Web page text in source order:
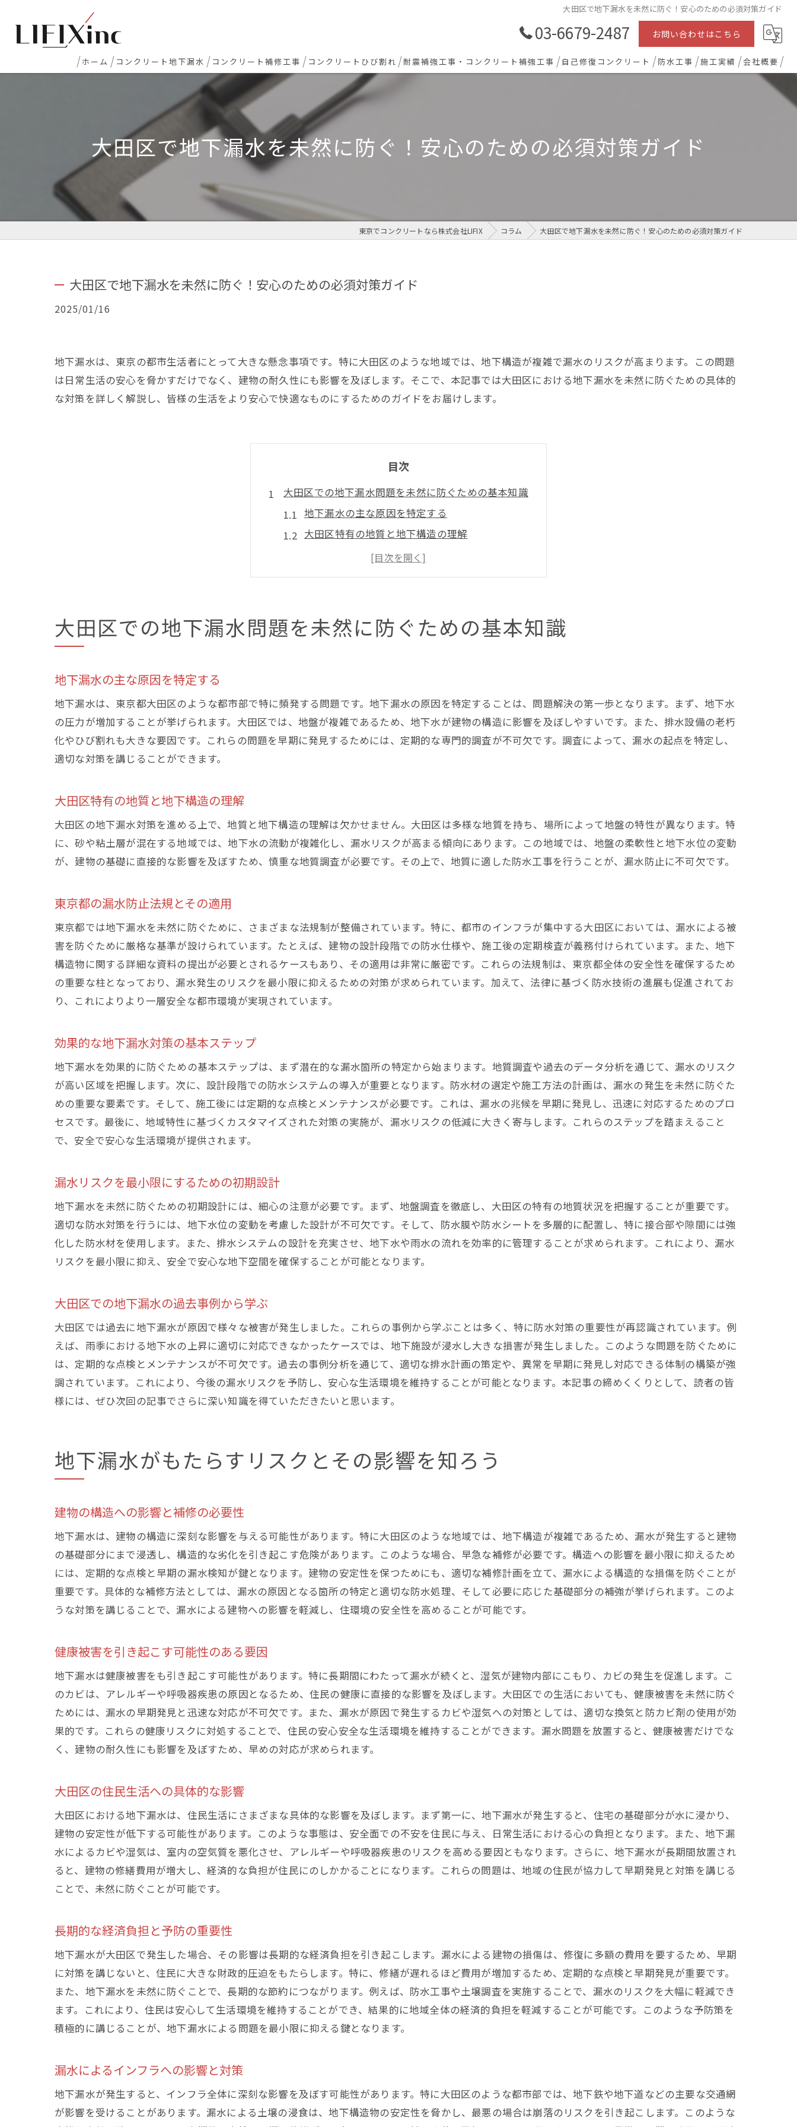
大田区で地下漏水を未然に防ぐ！安心のための必須対策ガイド
03-6679-2487 お問い合わせはこちら
ホーム コンクリート地下漏水
地下・半地下駐車場 漏水
エレベーターピット漏水・止水工事
打継ぎ部・コールドジョイント漏水
配管貫通部・スリーブ周り漏水
コンクリート補修工事
新築マンション下地補修
コンクリート欠損 色合わせ補修
床レベラー工事(セルフレベリング)
コンクリートひび割れ 耐震補強工事・コンクリート補強工事 自己修復コンクリート 防水工事 施工実績 会社概要
大田区で地下漏水を未然に防ぐ！安心のための必須対策ガイド
東京でコンクリートなら株式会社LIFIX コラム 大田区で地下漏水を未然に防ぐ！安心のための必須対策ガイド
大田区で地下漏水を未然に防ぐ！安心のための必須対策ガイド
2025/01/16
地下漏水は、東京の都市生活者にとって大きな懸念事項です。特に大田区のような地域では、地下構造が複雑で漏水のリスクが高まります。この問題
は日常生活の安心を脅かすだけでなく、建物の耐久性にも影響を及ぼします。そこで、本記事では大田区における地下漏水を未然に防ぐための具体的
な対策を詳しく解説し、皆様の生活をより安心で快適なものにするためのガイドをお届けします。
目次
大田区での地下漏水問題を未然に防ぐための基本知識
地下漏水の主な原因を特定する
大田区特有の地質と地下構造の理解
東京都の漏水防止法規とその適用
効果的な地下漏水対策の基本ステップ
大田区での地下漏水の過去事例から学ぶ
地下漏水がもたらすリスクとその影響を知ろう
大田区の住民生活への具体的な影響
長期的な経済負担と予防の重要性
漏水によるインフラへの影響と対策
漏水予防に役立つ最新技術の活用
地域住民への教育と意識啓発の重要性
防水工事の必要性とその実施手順
漏水の兆候を見逃さないための定期点検の重要性
定期点検の頻度とその効果
点検時に注目すべき地下構造の変化
専門家による診断のメリット
専門業者選びのポイントと地下漏水対策の新常識
信頼できる業者の選び方と評価基準
過去の実績が示す業者の信頼性
業者と協力した効果的な漏水対策の実施
雨季に備えた大田区の地下漏水対策チェックリスト
雨季前に確認すべき重要ポイント
雨水の流入防止策の具体例
住民が取り組むべき自主防水対策
行政の防災情報を活用した対策準備
地震時の地下漏水リスクを最小限にするための対策
地震に強い地下構造の設計と施工法
地震後の迅速な漏水検査の重要性
防災計画における漏水対策の位置付け
住民の意識向上と自主防災訓練の必要性
長期的な安心を確保するための計画策定
漏水防止に向けた地域コミュニティの役割
持続可能な防水技術の選択と実践
漏水防止に貢献する最新技術の導入
住民参加型の漏水防止活動の推進
大田区での地下漏水問題を未然に防ぐための基本知識
地下漏水の主な原因を特定する
地下漏水は、東京都大田区のような都市部で特に頻発する問題です。地下漏水の原因を特定することは、問題解決の第一歩となります。まず、地下水
の圧力が増加することが挙げられます。大田区では、地盤が複雑であるため、地下水が建物の構造に影響を及ぼしやすいです。また、排水設備の老朽
化やひび割れも大きな要因です。これらの問題を早期に発見するためには、定期的な専門的調査が不可欠です。調査によって、漏水の起点を特定し、
適切な対策を講じることができます。
大田区特有の地質と地下構造の理解
大田区の地下漏水対策を進める上で、地質と地下構造の理解は欠かせません。大田区は多様な地質を持ち、場所によって地盤の特性が異なります。特
に、砂や粘土層が混在する地域では、地下水の流動が複雑化し、漏水リスクが高まる傾向にあります。この地域では、地盤の柔軟性と地下水位の変動
が、建物の基礎に直接的な影響を及ぼすため、慎重な地質調査が必要です。その上で、地質に適した防水工事を行うことが、漏水防止に不可欠です。
東京都の漏水防止法規とその適用
東京都では地下漏水を未然に防ぐために、さまざまな法規制が整備されています。特に、都市のインフラが集中する大田区においては、漏水による被
害を防ぐために厳格な基準が設けられています。たとえば、建物の設計段階での防水仕様や、施工後の定期検査が義務付けられています。また、地下
構造物に関する詳細な資料の提出が必要とされるケースもあり、その適用は非常に厳密です。これらの法規制は、東京都全体の安全性を確保するため
の重要な柱となっており、漏水発生のリスクを最小限に抑えるための対策が求められています。加えて、法律に基づく防水技術の進展も促進されてお
り、これによりより一層安全な都市環境が実現されています。
効果的な地下漏水対策の基本ステップ
地下漏水を効果的に防ぐための基本ステップは、まず潜在的な漏水箇所の特定から始まります。地質調査や過去のデータ分析を通じて、漏水のリスク
が高い区域を把握します。次に、設計段階での防水システムの導入が重要となります。防水材の選定や施工方法の計画は、漏水の発生を未然に防ぐた
めの重要な要素です。そして、施工後には定期的な点検とメンテナンスが必要です。これは、漏水の兆候を早期に発見し、迅速に対応するためのプロ
セスです。最後に、地域特性に基づくカスタマイズされた対策の実施が、漏水リスクの低減に大きく寄与します。これらのステップを踏まえること
で、安全で安心な生活環境が提供されます。
漏水リスクを最小限にするための初期設計
地下漏水を未然に防ぐための初期設計には、細心の注意が必要です。まず、地盤調査を徹底し、大田区の特有の地質状況を把握することが重要です。
適切な防水対策を行うには、地下水位の変動を考慮した設計が不可欠です。そして、防水膜や防水シートを多層的に配置し、特に接合部や隙間には強
化した防水材を使用します。また、排水システムの設計を充実させ、地下水や雨水の流れを効率的に管理することが求められます。これにより、漏水
リスクを最小限に抑え、安全で安心な地下空間を確保することが可能となります。
大田区での地下漏水の過去事例から学ぶ
大田区では過去に地下漏水が原因で様々な被害が発生しました。これらの事例から学ぶことは多く、特に防水対策の重要性が再認識されています。例
えば、雨季における地下水の上昇に適切に対応できなかったケースでは、地下施設が浸水し大きな損害が発生しました。このような問題を防ぐために
は、定期的な点検とメンテナンスが不可欠です。過去の事例分析を通じて、適切な排水計画の策定や、異常を早期に発見し対応できる体制の構築が強
調されています。これにより、今後の漏水リスクを予防し、安心な生活環境を維持することが可能となります。本記事の締めくくりとして、読者の皆
様には、ぜひ次回の記事でさらに深い知識を得ていただきたいと思います。
地下漏水がもたらすリスクとその影響を知ろう
建物の構造への影響と補修の必要性
地下漏水は、建物の構造に深刻な影響を与える可能性があります。特に大田区のような地域では、地下構造が複雑であるため、漏水が発生すると建物
の基礎部分にまで浸透し、構造的な劣化を引き起こす危険があります。このような場合、早急な補修が必要です。構造への影響を最小限に抑えるため
には、定期的な点検と早期の漏水検知が鍵となります。建物の安定性を保つためにも、適切な補修計画を立て、漏水による構造的な損傷を防ぐことが
重要です。具体的な補修方法としては、漏水の原因となる箇所の特定と適切な防水処理、そして必要に応じた基礎部分の補強が挙げられます。このよ
うな対策を講じることで、漏水による建物への影響を軽減し、住環境の安全性を高めることが可能です。
健康被害を引き起こす可能性のある要因
地下漏水は健康被害をも引き起こす可能性があります。特に長期間にわたって漏水が続くと、湿気が建物内部にこもり、カビの発生を促進します。こ
のカビは、アレルギーや呼吸器疾患の原因となるため、住民の健康に直接的な影響を及ぼします。大田区での生活においても、健康被害を未然に防ぐ
ためには、漏水の早期発見と迅速な対応が不可欠です。また、漏水が原因で発生するカビや湿気への対策としては、適切な換気と防カビ剤の使用が効
果的です。これらの健康リスクに対処することで、住民の安心安全な生活環境を維持することができます。漏水問題を放置すると、健康被害だけでな
く、建物の耐久性にも影響を及ぼすため、早めの対応が求められます。
大田区の住民生活への具体的な影響
大田区における地下漏水は、住民生活にさまざまな具体的な影響を及ぼします。まず第一に、地下漏水が発生すると、住宅の基礎部分が水に浸かり、
建物の安定性が低下する可能性があります。このような事態は、安全面での不安を住民に与え、日常生活における心の負担となります。また、地下漏
水によるカビや湿気は、室内の空気質を悪化させ、アレルギーや呼吸器疾患のリスクを高める要因ともなります。さらに、地下漏水が長期間放置され
ると、建物の修繕費用が増大し、経済的な負担が住民にのしかかることになります。これらの問題は、地域の住民が協力して早期発見と対策を講じる
ことで、未然に防ぐことが可能です。
長期的な経済負担と予防の重要性
地下漏水が大田区で発生した場合、その影響は長期的な経済負担を引き起こします。漏水による建物の損傷は、修復に多額の費用を要するため、早期
に対策を講じないと、住民に大きな財政的圧迫をもたらします。特に、修繕が遅れるほど費用が増加するため、定期的な点検と早期発見が重要です。
また、地下漏水を未然に防ぐことで、長期的な節約につながります。例えば、防水工事や土壌調査を実施することで、漏水のリスクを大幅に軽減でき
ます。これにより、住民は安心して生活環境を維持することができ、結果的に地域全体の経済的負担を軽減することが可能です。このような予防策を
積極的に講じることが、地下漏水による問題を最小限に抑える鍵となります。
漏水によるインフラへの影響と対策
地下漏水が発生すると、インフラ全体に深刻な影響を及ぼす可能性があります。特に大田区のような都市部では、地下鉄や地下道などの主要な交通網
が影響を受けることがあります。漏水による土壌の浸食は、地下構造物の安定性を脅かし、最悪の場合は崩落のリスクを引き起こします。このような